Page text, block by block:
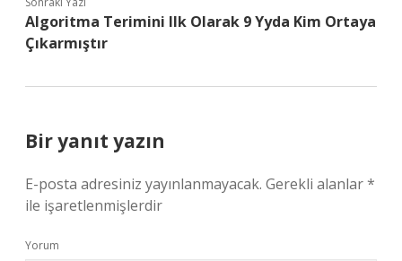
Algoritma Terimini Ilk Olarak 9 Yyda Kim Ortaya
Çıkarmıştır
Bir yanıt yazın
E-posta adresiniz yayınlanmayacak. Gerekli alanlar*
ile işaretlenmişlerdir
Yorum